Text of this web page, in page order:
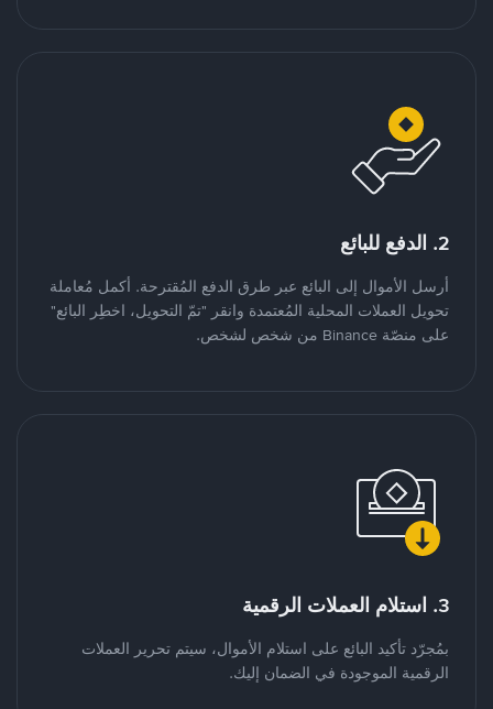
2. الدفع للبائع
أرسل الأموال إلى البائع عبر طرق الدفع المُقترحة. أكمل مُعاملة
تحويل العملات المحلية المُعتمدة وانقر "تمّ التحويل، اخطِر البائع"
على منصّة Binance من شخص لشخص.
3. استلام العملات الرقمية
بمُجرّد تأكيد البائع على استلام الأموال، سيتم تحرير العملات
الرقمية الموجودة في الضمان إليك.